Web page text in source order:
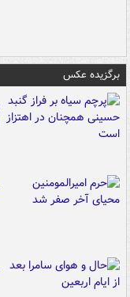
برگزیده عکس